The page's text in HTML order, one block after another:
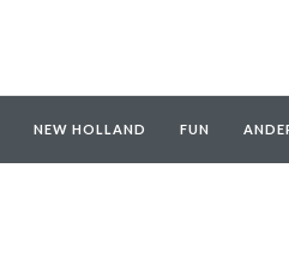
NEW HOLLAND FUN